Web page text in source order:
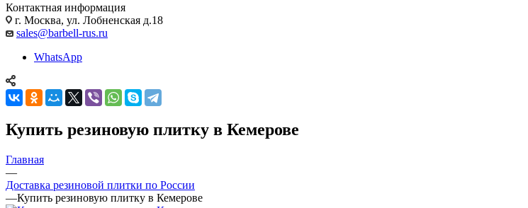
Контактная информация
г. Москва, ул. Лобненская д.18
sales@barbell-rus.ru
WhatsApp
Купить резиновую плитку в Кемерове
Главная
—
Доставка резиновой плитки по России
—Купить резиновую плитку в Кемерове